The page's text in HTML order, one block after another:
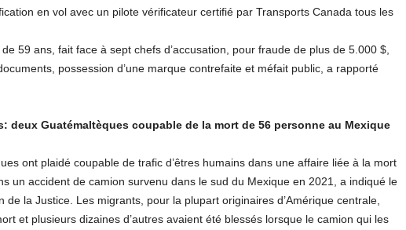
en vol avec un pilote vérificateur certifié par Transports Canada tous les
59 ans, fait face à sept chefs d’accusation, pour fraude de plus de 5.000 $,
possession d’une marque contrefaite et méfait public, a rapporté
deux Guatémaltèques coupable de la mort de 56 personne au Mexique
ont plaidé coupable de trafic d’êtres humains dans une affaire liée à la mort
un accident de camion survenu dans le sud du Mexique en 2021, a indiqué le
de la Justice. Les migrants, pour la plupart originaires d’Amérique centrale,
et plusieurs dizaines d’autres avaient été blessés lorsque le camion qui les